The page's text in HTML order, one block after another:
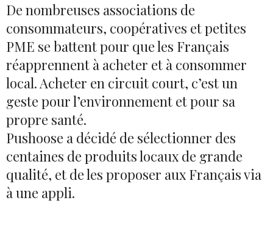
De nombreuses associations de
consommateurs, coopératives et petites
PME se battent pour que les Français
réapprennent à acheter et à consommer
local. Acheter en circuit court, c’est un
geste pour l’environnement et pour sa
propre santé.
Pushoose a décidé de sélectionner des
centaines de produits locaux de grande
qualité, et de les proposer aux Français via
à une appli.